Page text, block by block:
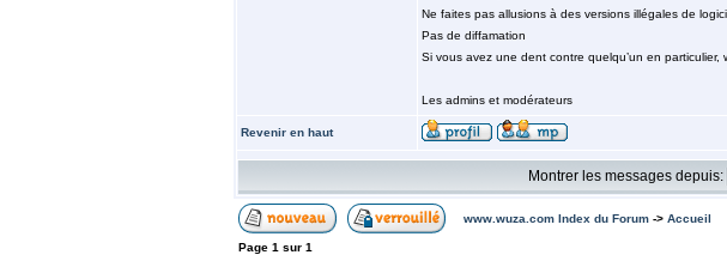
Ne faites pas allusions à des versions illégales de
Pas de diffamation
Si vous avez une dent contre quelqu’un en particulier,
Les admins et modérateurs
Revenir en haut
Montrer les messages depuis:
www.wuza.com Index du Forum-> Accueil
Page 1 sur 1